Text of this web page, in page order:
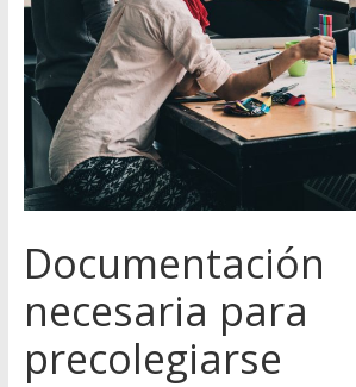
Documentación
necesaria para
precolegiarse